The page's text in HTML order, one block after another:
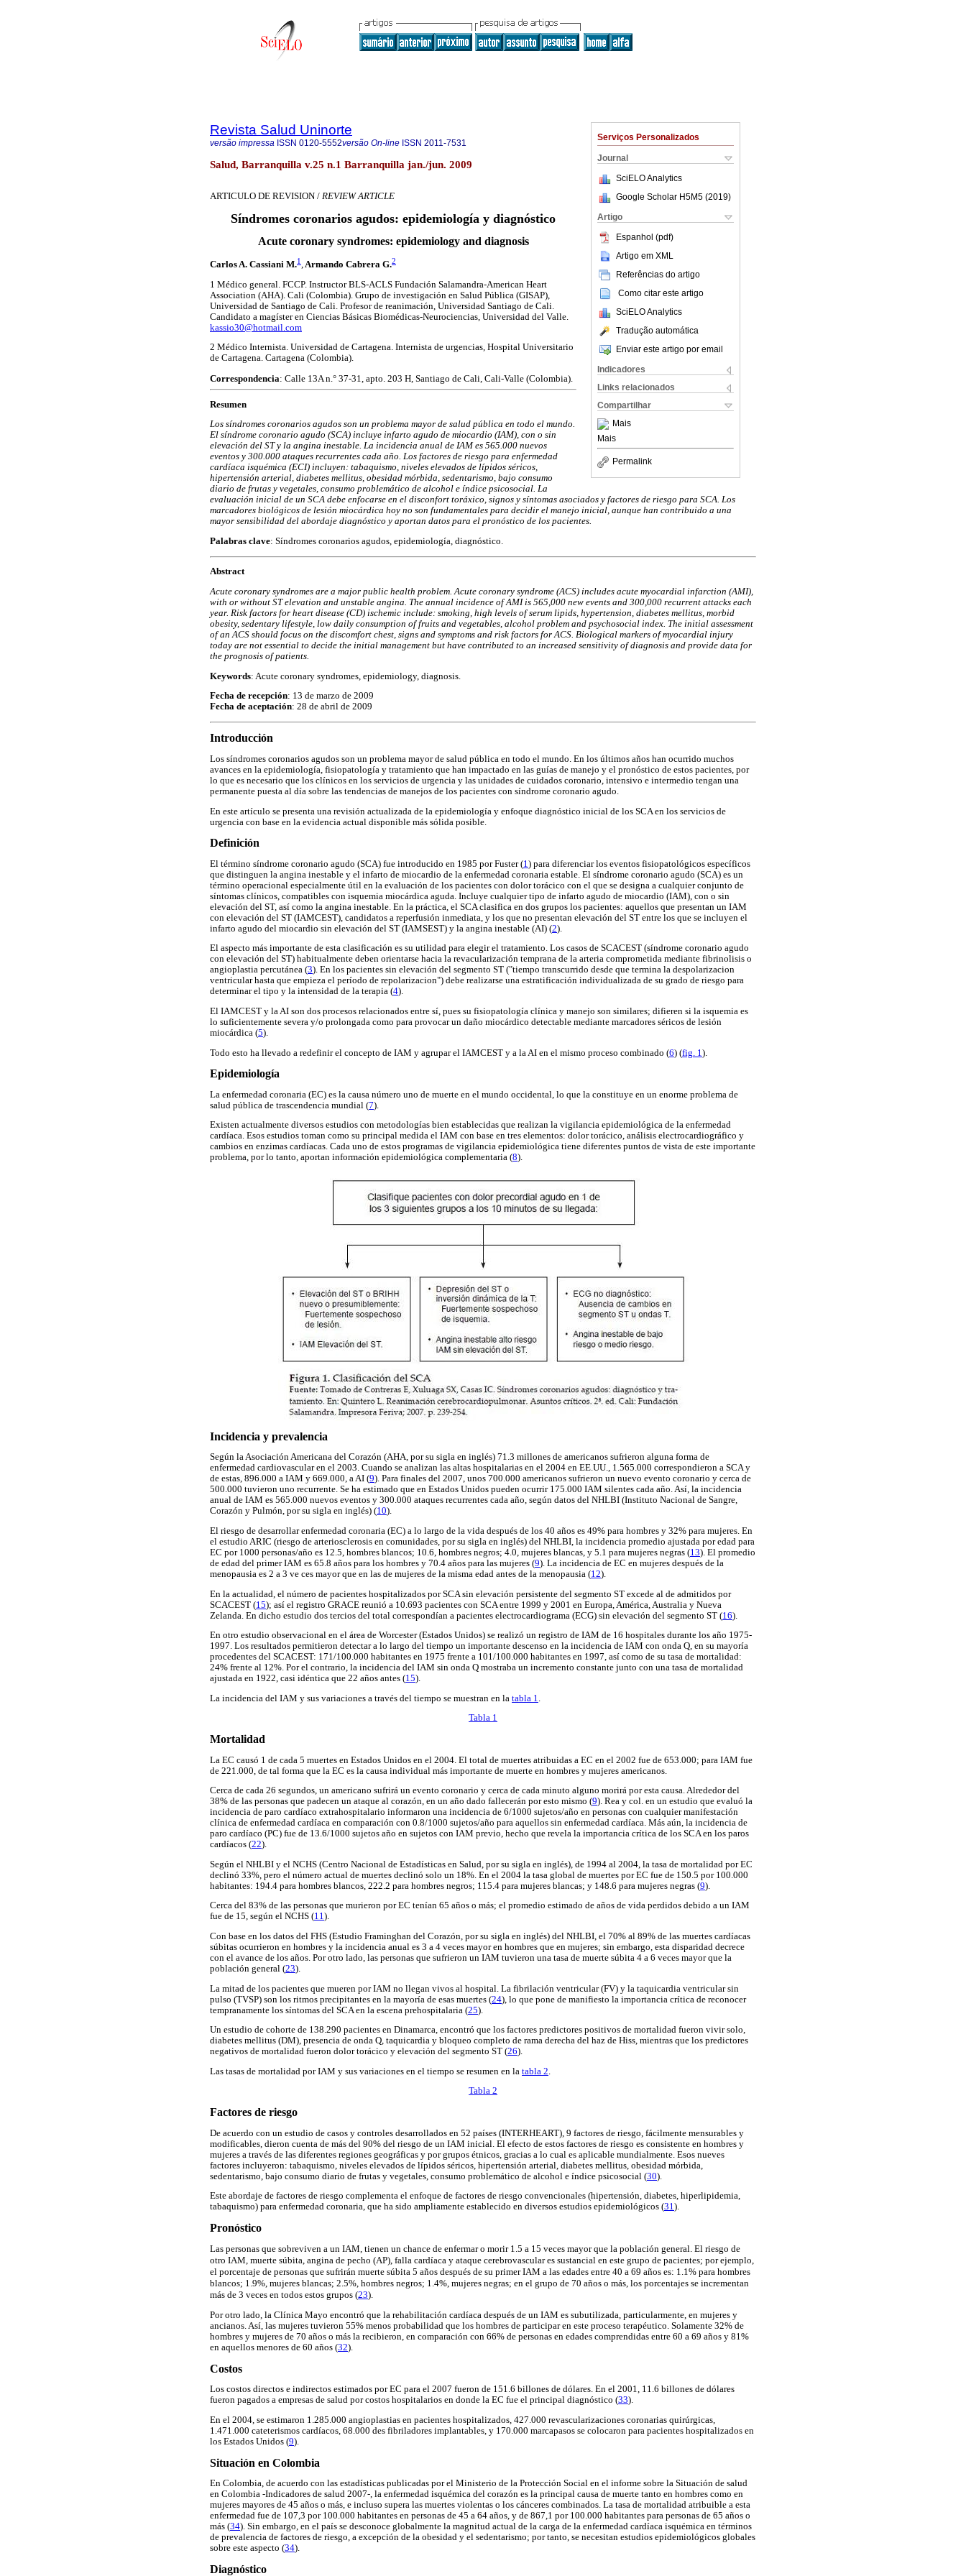
Serviços Personalizados
Journal
SciELO Analytics
Google Scholar H5M5 (2019)
Artigo
Espanhol (pdf)
Artigo em XML
Referências do artigo
Como citar este artigo
SciELO Analytics
Tradução automática
Enviar este artigo por email
Indicadores
Links relacionados
Compartilhar
Mais
Mais
Permalink
Revista Salud Uninorte
versão impressa ISSN 0120-5552versão On-line ISSN 2011-7531
Salud, Barranquilla v.25 n.1 Barranquilla jan./jun. 2009
ARTICULO DE REVISION / REVIEW ARTICLE
Síndromes coronarios agudos: epidemiología y diagnóstico
Acute coronary syndromes: epidemiology and diagnosis
Carlos A. Cassiani M.1 ,Armando Cabrera G.2
1 Médico general. FCCP. Instructor BLS-ACLS Fundación Salamandra-American Heart
Association (AHA). Cali (Colombia). Grupo de investigación en Salud Pública (GISAP),
Universidad de Santiago de Cali. Profesor de reanimación, Universidad Santiago de Cali.
Candidato a magíster en Ciencias Básicas Biomédicas-Neurociencias, Universidad del Valle.
kassio30@hotmail.com
2 Médico Internista. Universidad de Cartagena. Internista de urgencias, Hospital Universitario
de Cartagena. Cartagena (Colombia).
Correspondencia: Calle 13A n.° 37-31, apto. 203 H, Santiago de Cali, Cali-Valle (Colombia).
Resumen
Los síndromes coronarios agudos son un problema mayor de salud pública en todo el mundo.
El síndrome coronario agudo (SCA) incluye infarto agudo de miocardio (IAM), con o sin
elevación del ST y la angina inestable. La incidencia anual de IAM es 565.000 nuevos
eventos y 300.000 ataques recurrentes cada año. Los factores de riesgo para enfermedad
cardíaca isquémica (ECI) incluyen: tabaquismo, niveles elevados de lípidos séricos,
hipertensión arterial, diabetes mellitus, obesidad mórbida, sedentarismo, bajo consumo
diario de frutas y vegetales, consumo problemático de alcohol e índice psicosocial. La
evaluación inicial de un SCA debe enfocarse en el disconfort toráxico, signos y síntomas asociados y factores de riesgo para SCA. Los
marcadores biológicos de lesión miocárdica hoy no son fundamentales para decidir el manejo inicial, aunque han contribuido a una
mayor sensibilidad del abordaje diagnóstico y aportan datos para el pronóstico de los pacientes.
Palabras clave: Síndromes coronarios agudos, epidemiología, diagnóstico.
Abstract
Acute coronary syndromes are a major public health problem. Acute coronary syndrome (ACS) includes acute myocardial infarction (AMI),
with or without ST elevation and unstable angina. The annual incidence of AMI is 565,000 new events and 300,000 recurrent attacks each
year. Risk factors for heart disease (CD) ischemic include: smoking, high levels of serum lipids, hypertension, diabetes mellitus, morbid
obesity, sedentary lifestyle, low daily consumption of fruits and vegetables, alcohol problem and psychosocial index. The initial assessment
of an ACS should focus on the discomfort chest, signs and symptoms and risk factors for ACS. Biological markers of myocardial injury
today are not essential to decide the initial management but have contributed to an increased sensitivity of diagnosis and provide data for
the prognosis of patients.
Keywords: Acute coronary syndromes, epidemiology, diagnosis.
Fecha de recepción: 13 de marzo de 2009
Fecha de aceptación: 28 de abril de 2009
Introducción
Los síndromes coronarios agudos son un problema mayor de salud pública en todo el mundo. En los últimos años han ocurrido muchos
avances en la epidemiología, fisiopatología y tratamiento que han impactado en las guías de manejo y el pronóstico de estos pacientes, por
lo que es necesario que los clínicos en los servicios de urgencia y las unidades de cuidados coronario, intensivo e intermedio tengan una
permanente puesta al día sobre las tendencias de manejos de los pacientes con síndrome coronario agudo.
En este artículo se presenta una revisión actualizada de la epidemiología y enfoque diagnóstico inicial de los SCA en los servicios de
urgencia con base en la evidencia actual disponible más sólida posible.
Definición
El término síndrome coronario agudo (SCA) fue introducido en 1985 por Fuster (1 ) para diferenciar los eventos fisiopatológicos específicos
que distinguen la angina inestable y el infarto de miocardio de la enfermedad coronaria estable. El síndrome coronario agudo (SCA) es un
término operacional especialmente útil en la evaluación de los pacientes con dolor torácico con el que se designa a cualquier conjunto de
síntomas clínicos, compatibles con isquemia miocárdica aguda. Incluye cualquier tipo de infarto agudo de miocardio (IAM), con o sin
elevación del ST, así como la angina inestable. En la práctica, el SCA clasifica en dos grupos los pacientes: aquellos que presentan un IAM
con elevación del ST (IAMCEST), candidatos a reperfusión inmediata, y los que no presentan elevación del ST entre los que se incluyen el
infarto agudo del miocardio sin elevación del ST (IAMSEST) y la angina inestable (AI) (2).
El aspecto más importante de esta clasificación es su utilidad para elegir el tratamiento. Los casos de SCACEST (síndrome coronario agudo
con elevación del ST) habitualmente deben orientarse hacia la revacularización temprana de la arteria comprometida mediante fibrinolisis o
angioplastia percutánea (3). En los pacientes sin elevación del segmento ST ("tiempo transcurrido desde que termina la despolarizacion
ventricular hasta que empieza el período de repolarizacion") debe realizarse una estratificación individualizada de su grado de riesgo para
determinar el tipo y la intensidad de la terapia (4).
El IAMCEST y la AI son dos procesos relacionados entre sí, pues su fisiopatología clínica y manejo son similares; difieren si la isquemia es
lo suficientemente severa y/o prolongada como para provocar un daño miocárdico detectable mediante marcadores séricos de lesión
miocárdica (5).
Todo esto ha llevado a redefinir el concepto de IAM y agrupar el IAMCEST y a la AI en el mismo proceso combinado (6) (fig. 1 ).
Epidemiología
La enfermedad coronaria (EC) es la causa número uno de muerte en el mundo occidental, lo que la constituye en un enorme problema de
salud pública de trascendencia mundial (7).
Existen actualmente diversos estudios con metodologías bien establecidas que realizan la vigilancia epidemiológica de la enfermedad
cardíaca. Esos estudios toman como su principal medida el IAM con base en tres elementos: dolor torácico, análisis electrocardiográfico y
cambios en enzimas cardíacas. Cada uno de estos programas de vigilancia epidemiológica tiene diferentes puntos de vista de este importante
problema, por lo tanto, aportan información epidemiológica complementaria (8).
Incidencia y prevalencia
Según la Asociación Americana del Corazón (AHA, por su sigla en inglés) 71.3 millones de americanos sufrieron alguna forma de
enfermedad cardiovascular en el 2003. Cuando se analizan las altas hospitalarias en el 2004 en EE.UU., 1.565.000 correspondieron a SCA y
de estas, 896.000 a IAM y 669.000, a AI (9). Para finales del 2007, unos 700.000 americanos sufrieron un nuevo evento coronario y cerca de
500.000 tuvieron uno recurrente. Se ha estimado que en Estados Unidos pueden ocurrir 175.000 IAM silentes cada año. Así, la incidencia
anual de IAM es 565.000 nuevos eventos y 300.000 ataques recurrentes cada año, según datos del NHLBI (Instituto Nacional de Sangre,
Corazón y Pulmón, por su sigla en inglés) (10).
El riesgo de desarrollar enfermedad coronaria (EC) a lo largo de la vida después de los 40 años es 49% para hombres y 32% para mujeres. En
el estudio ARIC (riesgo de arteriosclerosis en comunidades, por su sigla en inglés) del NHLBI, la incidencia promedio ajustada por edad para
EC por 1000 personas/año es 12.5, hombres blancos; 10.6, hombres negros; 4.0, mujeres blancas, y 5.1 para mujeres negras (13). El promedio
de edad del primer IAM es 65.8 años para los hombres y 70.4 años para las mujeres (9). La incidencia de EC en mujeres después de la
menopausia es 2 a 3 ve ces mayor que en las de mujeres de la misma edad antes de la menopausia (12).
En la actualidad, el número de pacientes hospitalizados por SCA sin elevación persistente del segmento ST excede al de admitidos por
SCACEST (15); así el registro GRACE reunió a 10.693 pacientes con SCA entre 1999 y 2001 en Europa, América, Australia y Nueva
Zelanda. En dicho estudio dos tercios del total correspondían a pacientes electrocardiograma (ECG) sin elevación del segmento ST (16).
En otro estudio observacional en el área de Worcester (Estados Unidos) se realizó un registro de IAM de 16 hospitales durante los año 1975-
1997. Los resultados permitieron detectar a lo largo del tiempo un importante descenso en la incidencia de IAM con onda Q, en su mayoría
procedentes del SCACEST: 171/100.000 habitantes en 1975 frente a 101/100.000 habitantes en 1997, así como de su tasa de mortalidad:
24% frente al 12%. Por el contrario, la incidencia del IAM sin onda Q mostraba un incremento constante junto con una tasa de mortalidad
ajustada en 1922, casi idéntica que 22 años antes (15).
La incidencia del IAM y sus variaciones a través del tiempo se muestran en la tabla 1
Tabla 1
Mortalidad
La EC causó 1 de cada 5 muertes en Estados Unidos en el 2004. El total de muertes atribuidas a EC en el 2002 fue de 653.000; para IAM fue
de 221.000, de tal forma que la EC es la causa individual más importante de muerte en hombres y mujeres americanos.
Cerca de cada 26 segundos, un americano sufrirá un evento coronario y cerca de cada minuto alguno morirá por esta causa. Alrededor del
38% de las personas que padecen un ataque al corazón, en un año dado fallecerán por esto mismo (9). Rea y col. en un estudio que evaluó la
incidencia de paro cardíaco extrahospitalario informaron una incidencia de 6/1000 sujetos/año en personas con cualquier manifestación
clínica de enfermedad cardíaca en comparación con 0.8/1000 sujetos/año para aquellos sin enfermedad cardíaca. Más aún, la incidencia de
paro cardíaco (PC) fue de 13.6/1000 sujetos año en sujetos con IAM previo, hecho que revela la importancia crítica de los SCA en los paros
cardíacos (22).
Según el NHLBI y el NCHS (Centro Nacional de Estadísticas en Salud, por su sigla en inglés), de 1994 al 2004, la tasa de mortalidad por EC
declinó 33%, pero el número actual de muertes declinó solo un 18%. En el 2004 la tasa global de muertes por EC fue de 150.5 por 100.000
habitantes: 194.4 para hombres blancos, 222.2 para hombres negros; 115.4 para mujeres blancas; y 148.6 para mujeres negras (9).
Cerca del 83% de las personas que murieron por EC tenían 65 años o más; el promedio estimado de años de vida perdidos debido a un IAM
fue de 15, según el NCHS (11).
Con base en los datos del FHS (Estudio Framinghan del Corazón, por su sigla en inglés) del NHLBI, el 70% al 89% de las muertes cardíacas
súbitas ocurrieron en hombres y la incidencia anual es 3 a 4 veces mayor en hombres que en mujeres; sin embargo, esta disparidad decrece
con el avance de los años. Por otro lado, las personas que sufrieron un IAM tuvieron una tasa de muerte súbita 4 a 6 veces mayor que la
población general (23).
La mitad de los pacientes que mueren por IAM no llegan vivos al hospital. La fibrilación ventricular (FV) y la taquicardia ventricular sin
pulso (TVSP) son los ritmos precipitantes en la mayoría de esas muertes (24), lo que pone de manifiesto la importancia crítica de reconocer
tempranamente los síntomas del SCA en la escena prehospitalaria (25).
Un estudio de cohorte de 138.290 pacientes en Dinamarca, encontró que los factores predictores positivos de mortalidad fueron vivir solo,
diabetes mellitus (DM), presencia de onda Q, taquicardia y bloqueo completo de rama derecha del haz de Hiss, mientras que los predictores
negativos de mortalidad fueron dolor torácico y elevación del segmento ST (26).
Las tasas de mortalidad por IAM y sus variaciones en el tiempo se resumen en la tabla 2.
Tabla 2
Factores de riesgo
De acuerdo con un estudio de casos y controles desarrollados en 52 países (INTERHEART), 9 factores de riesgo, fácilmente mensurables y
modificables, dieron cuenta de más del 90% del riesgo de un IAM inicial. El efecto de estos factores de riesgo es consistente en hombres y
mujeres a través de las diferentes regiones geográficas y por grupos étnicos, gracias a lo cual es aplicable mundialmente. Esos nueves
factores incluyeron: tabaquismo, niveles elevados de lípidos séricos, hipertensión arterial, diabetes mellitus, obesidad mórbida,
sedentarismo, bajo consumo diario de frutas y vegetales, consumo problemático de alcohol e índice psicosocial (30).
Este abordaje de factores de riesgo complementa el enfoque de factores de riesgo convencionales (hipertensión, diabetes, hiperlipidemia,
tabaquismo) para enfermedad coronaria, que ha sido ampliamente establecido en diversos estudios epidemiológicos (31).
Pronóstico
Las personas que sobreviven a un IAM, tienen un chance de enfermar o morir 1.5 a 15 veces mayor que la población general. El riesgo de
otro IAM, muerte súbita, angina de pecho (AP), falla cardíaca y ataque cerebrovascular es sustancial en este grupo de pacientes; por ejemplo,
el porcentaje de personas que sufrirán muerte súbita 5 años después de su primer IAM a las edades entre 40 a 69 años es: 1.1% para hombres
blancos; 1.9%, mujeres blancas; 2.5%, hombres negros; 1.4%, mujeres negras; en el grupo de 70 años o más, los porcentajes se incrementan
más de 3 veces en todos estos grupos (23).
Por otro lado, la Clínica Mayo encontró que la rehabilitación cardíaca después de un IAM es subutilizada, particularmente, en mujeres y
ancianos. Así, las mujeres tuvieron 55% menos probabilidad que los hombres de participar en este proceso terapéutico. Solamente 32% de
hombres y mujeres de 70 años o más la recibieron, en comparación con 66% de personas en edades comprendidas entre 60 a 69 años y 81%
en aquellos menores de 60 años (32).
Costos
Los costos directos e indirectos estimados por EC para el 2007 fueron de 151.6 billones de dólares. En el 2001, 11.6 billones de dólares
fueron pagados a empresas de salud por costos hospitalarios en donde la EC fue el principal diagnóstico (33).
En el 2004, se estimaron 1.285.000 angioplastias en pacientes hospitalizados, 427.000 revascularizaciones coronarias quirúrgicas,
1.471.000 cateterismos cardíacos, 68.000 des fibriladores implantables, y 170.000 marcapasos se colocaron para pacientes hospitalizados en
los Estados Unidos (9).
Situación en Colombia
En Colombia, de acuerdo con las estadísticas publicadas por el Ministerio de la Protección Social en el informe sobre la Situación de salud
en Colombia -Indicadores de salud 2007-, la enfermedad isquémica del corazón es la principal causa de muerte tanto en hombres como en
mujeres mayores de 45 años o más, e incluso supera las muertes violentas o los cánceres combinados. La tasa de mortalidad atribuible a esta
enfermedad fue de 107,3 por 100.000 habitantes en personas de 45 a 64 años, y de 867,1 por 100.000 habitantes para personas de 65 años o
más (34). Sin embargo, en el país se desconoce globalmente la magnitud actual de la carga de la enfermedad cardíaca isquémica en términos
de prevalencia de factores de riesgo, a excepción de la obesidad y el sedentarismo; por tanto, se necesitan estudios epidemiológicos globales
sobre este aspecto (34).
Diagnóstico